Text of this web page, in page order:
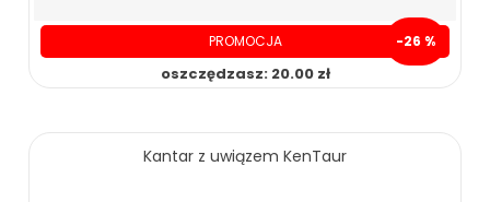
PROMOCJA -26 %
oszczędzasz: 20.00 zł
Kantar z uwiązem KenTaur